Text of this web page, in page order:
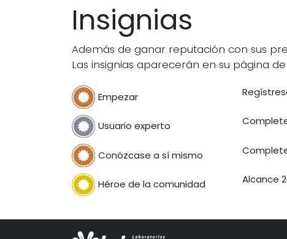
Insignias
Además de ganar reputación con sus
Las insignias aparecerán en su página
Empezar
Usuario experto
Conózcase a sí mismo
Héroe de la comunidad Alcance